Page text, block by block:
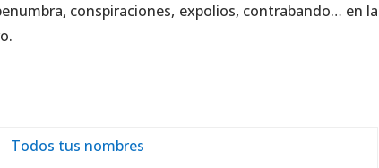
conspiraciones, expolios, contrabando… en la
Todos tus nombres